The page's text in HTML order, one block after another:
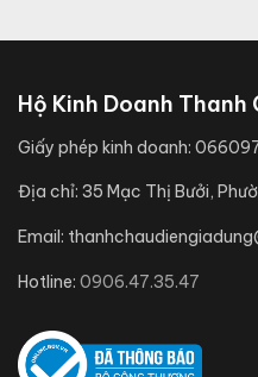
Hộ Kinh Doanh Thanh
Giấy phép kinh doanh:
Địa chỉ: 35 Mạc Thị Bưởi,
Email:
Hotline: 0906.47.35.47